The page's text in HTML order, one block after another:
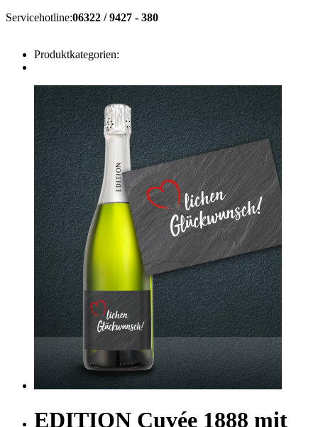
Servicehotline:06322 / 9427 - 380
Produktkategorien:
EDITION Cuvée 1888 mit